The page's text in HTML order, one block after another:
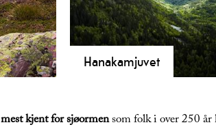
Hanakamjuvet
dype juv, fossefall og vakker
mest kjent for sjøormensom folk i over 250 år